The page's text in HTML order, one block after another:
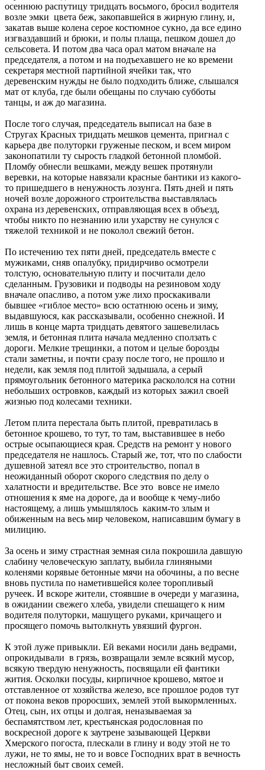
осеннюю распутицу тридцать восьмого, бросил водителя
возле эмки цвета беж, закопавшейся в жирную глину, и,
закатав выше колена серое костюмное сукно, да все едино
изгваздавший и брюки, и полы плаща, пешком дошел до
сельсовета. И потом два часа орал матом вначале на
председателя, а потом и на подъехавшего не ко времени
секретаря местной партийной ячейки так, что
деревенским нужды не было подходить ближе, слышался
мат от клуба, где были обещаны по случаю субботы
танцы, и аж до магазина.
После того случая, председатель выписал на базе в
Стругах Красных тридцать мешков цемента, пригнал с
карьера две полуторки груженые песком, и всем миром
законопатили ту сырость гладкой бетонной пломбой.
Пломбу обнесли вешками, между вешек протянули
веревки, на которые навязали красные бантики из какого-
то пришедшего в ненужность лозунга. Пять дней и пять
ночей возле дорожного строительства выставлялась
охрана из деревенских, отправляющая всех в объезд,
чтобы никто по незнанию или ухарству не сунулся с
тяжелой техникой и не поколол свежий бетон.
По истечению тех пяти дней, председатель вместе с
мужиками, сняв опалубку, придирчиво осмотрели
толстую, основательную плиту и посчитали дело
сделанным. Грузовики и подводы на резиновом ходу
вначале опасливо, а потом уже лихо проскакивали
бывшее «гиблое место» всю остатнюю осень и зиму,
выдавшуюся, как рассказывали, особенно снежной. И
лишь в конце марта тридцать девятого зашевелилась
земля, и бетонная плита начала медленно сползать с
дороги. Мелкие трещинки, а потом и целые борозды
стали заметны, и почти сразу после того, не прошло и
недели, как земля под плитой задышала, а серый
прямоугольник бетонного материка раскололся на сотни
небольших островков, каждый из которых зажил своей
жизнью под колесами техники.
Летом плита перестала быть плитой, превратилась в
бетонное крошево, то тут, то там, выставившее в небо
острые осыпающиеся края. Средств на ремонт у нового
председателя не нашлось. Старый же, тот, что по слабости
душевной затеял все это строительство, попал в
неожиданный оборот скорого следствия по делу о
халатности и вредительстве. Все это вовсе не имело
отношения к яме на дороге, да и вообще к чему-либо
настоящему, а лишь умышлялось каким-то злым и
обиженным на весь мир человеком, написавшим бумагу в
милицию.
За осень и зиму страстная земная сила покрошила давшую
слабину человеческую заплату, выбила глиняными
коленями корявые бетонные мячи на обочины, а по весне
вновь пустила по наметившейся колее торопливый
ручеек. И вскоре жители, стоявшие в очереди у магазина,
в ожидании свежего хлеба, увидели спешащего к ним
водителя полуторки, машущего руками, кричащего и
просящего помочь вытолкнуть увязший фургон.
К этой луже привыкли. Ей веками носили дань ведрами,
опрокидывали в грязь, возвращали земле всякий мусор,
всякую твердую ненужность, посвящали ей фантики
жития. Осколки посуды, кирпичное крошево, мятое и
отставленное от хозяйства железо, все прошлое родов тут
от покона веков проросших, землей этой выкормленных.
Отец, сын, их отцы и долгая, неназываемая за
беспамятством лет, крестьянская родословная по
воскресной дороге к заутрене зазывающей Церкви
Хмерского погоста, плескали в глину и воду этой не то
лужи, не то ямы, не то и вовсе Господних врат в вечность
несложный быт своих семей.